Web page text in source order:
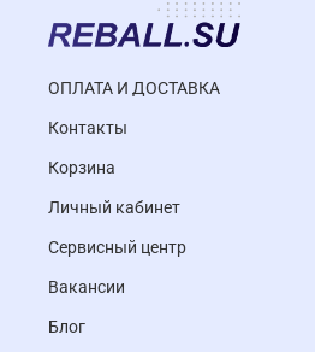
ОПЛАТА И ДОСТАВКА
Контакты
Корзина
Личный кабинет
Cервисный центр
Вакансии
Блог